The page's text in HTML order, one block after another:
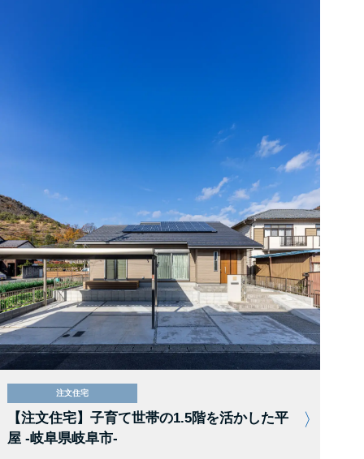
注文住宅
【注文住宅】子育て世帯の1.5階を活かした平
屋 -岐阜県岐阜市-